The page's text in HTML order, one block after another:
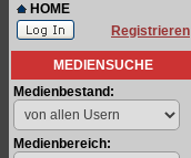
HOME
Registrieren
MEDIENSUCHE
Medienbestand:
Medienbereich: